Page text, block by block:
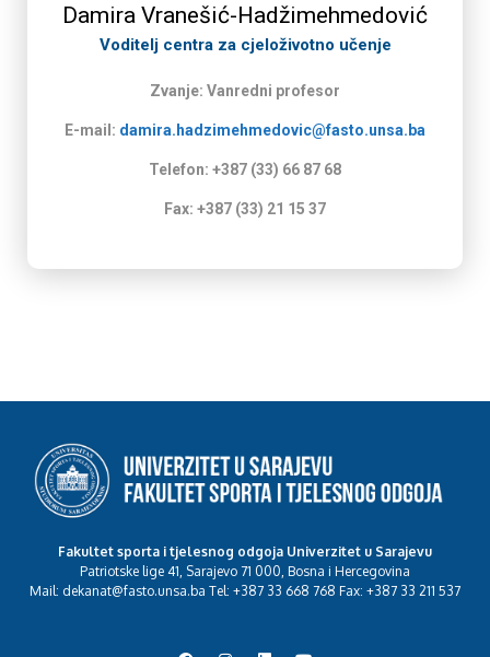
Damira Vranešić-Hadžimehmedović
Voditelj centra za cjeloživotno učenje
Zvanje: Vanredni profesor
E-mail: damira.hadzimehmedovic@fasto.unsa.ba
Telefon: +387 (33) 66 87 68
Fax: +387 (33) 21 15 37
Fakultet sporta i tjelesnog odgoja Univerzitet u Sarajevu
Patriotske lige 41, Sarajevo 71 000, Bosna i Hercegovina
Mail: dekanat@fasto.unsa.ba Tel: +387 33 668 768 Fax: +387 33 211 537